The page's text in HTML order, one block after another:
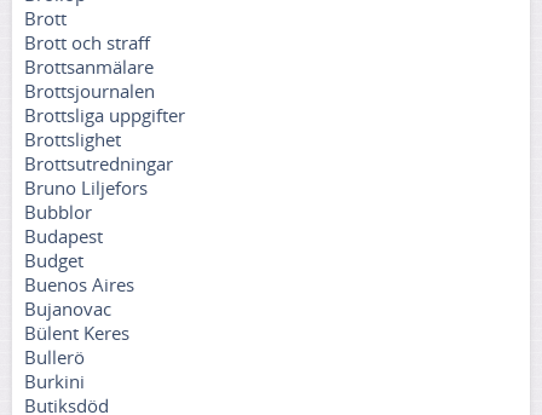
Brott
Brott och straff
Brottsanmälare
Brottsjournalen
Brottsliga uppgifter
Brottslighet
Brottsutredningar
Bruno Liljefors
Bubblor
Budapest
Budget
Buenos Aires
Bujanovac
Bülent Keres
Bullerö
Burkini
Butiksdöd